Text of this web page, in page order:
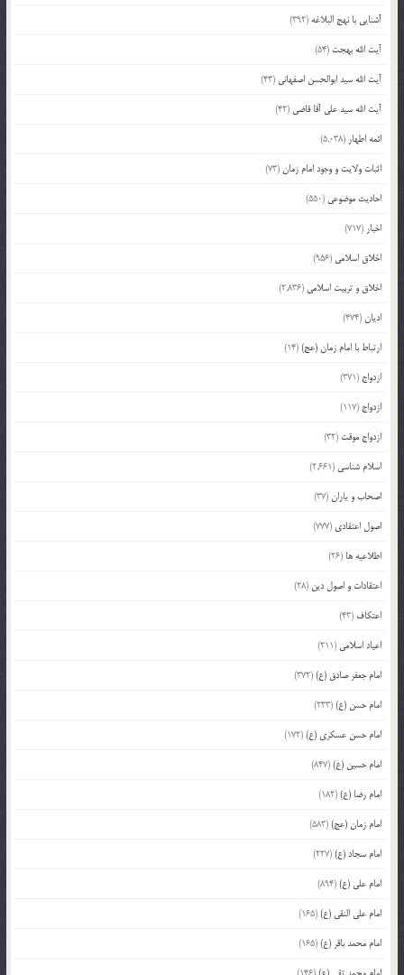
آشنایی با نهج البلاغه (392)
آیت الله بهجت (54)
آیت الله سید ابوالحسن اصفهانی (43)
آیت الله سید علی آقا قاضی (42)
ائمه اطهار (5,038)
اثبات ولایت و وجود امام زمان(73)
احادیث موضوعی (550)
اخبار (717)
اخلاق اسلامی (956)
اخلاق و تربیت اسلامی (2,836)
ادیان(474)
ارتباط با امام زمان (عج)(14)
ازدواج (371)
ازدواج (117)
ازدواج موقت (32)
اسلام شناسی (2,661)
اصحاب و یاران(37)
اصول اعتقادی (777)
اطلاعیه ها (26)
اعتقادات و اصول دین (28)
اعتکاف (43)
اعیاد اسلامی (211)
امام جعفر صادق (ع)(372)
امام حسن (ع)(233)
امام حسن عسکری (ع)(172)
امام حسین (ع)(847)
امام رضا (ع)(182)
امام زمان (عج)(583)
امام سجاد (ع)(227)
امام علی (ع)(894)
امام علی النقی (ع)(165)
امام محمد باقر (ع)(165)